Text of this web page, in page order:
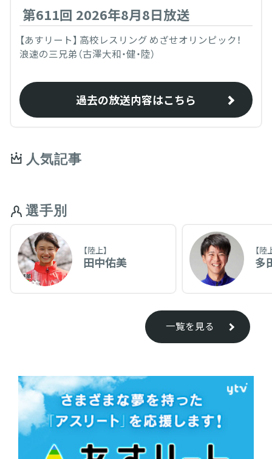
第611回 2026年8月8日放送
【あすリート】 高校レスリング めざせオリンピック！
浪速の三兄弟（古澤大和・健・陸）
過去の放送内容はこちら
人気記事
選手別
【陸上】
田中佑美
【陸
多
一覧を見る